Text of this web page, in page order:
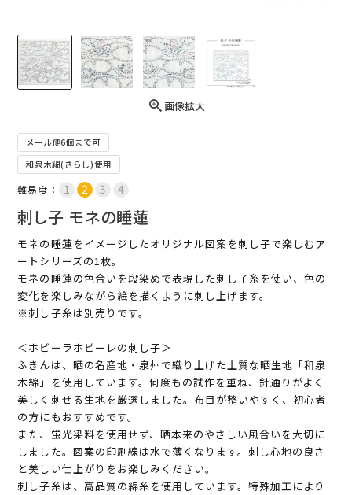
画像拡大
メール便6個まで可
和泉木綿(さらし)使用
難易度：
刺し子 モネの睡蓮
モネの睡蓮をイメージしたオリジナル図案を刺し子で楽しむア
ートシリーズの1枚。
モネの睡蓮の色合いを段染めで表現した刺し子糸を使い、色の
変化を楽しみながら絵を描くように刺し上げます。
※刺し子糸は別売りです。
＜ホビーラホビーレの刺し子＞
ふきんは、晒の名産地・泉州で織り上げた上質な晒生地「和泉
木綿」を使用しています。何度もの試作を重ね、針通りがよく
美しく刺せる生地を厳選しました。布目が整いやすく、初心者
の方にもおすすめです。
また、蛍光染料を使用せず、晒本来のやさしい風合いを大切に
しました。図案の印刷線は水で薄くなります。刺し心地の良さ
と美しい仕上がりをお楽しみください。
刺し子糸は、高品質の綿糸を使用しています。特殊加工により